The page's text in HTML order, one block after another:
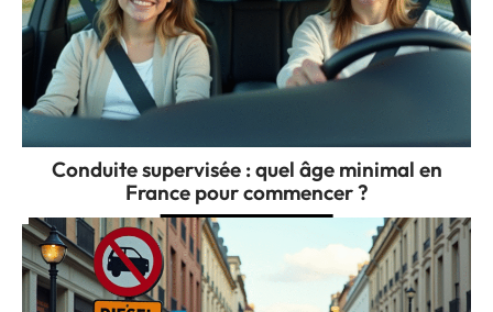
Conduite supervisée : quel âge minimal en
France pour commencer ?